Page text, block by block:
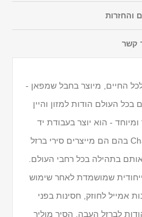
והחזרות
קשר
לכל החיים, מיוצר בחבל שמפאן -
העולם הודות למזון והיין
- הוא יוצר בעבודת יד
במתקנים של שוסר - Chasseur בהם הם מייצרים סירי ברזל
שזיכו אותם בתהילה בכל רחבי העולם.
שמושמדת לאחר שימוש
אמייל לחוזק, חסינות בפני
לברזל העבה, הסיר מוליך